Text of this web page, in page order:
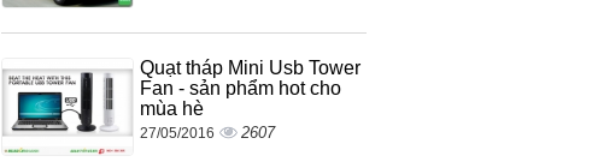
Quạt tháp Mini Usb Tower
Fan - sản phẩm hot cho
mùa hè
27/05/2016 2607